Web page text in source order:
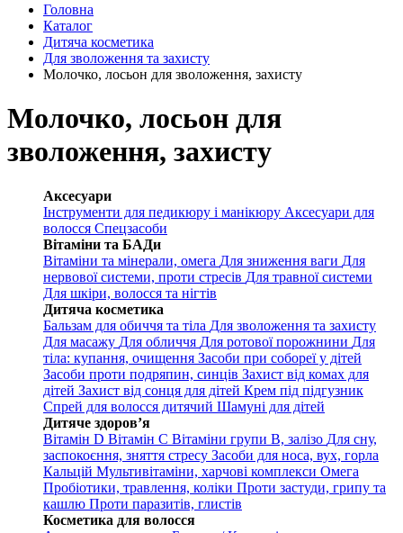
Головна
Каталог
Дитяча косметика
Для зволоження та захисту
Молочко, лосьон для зволоження, захисту
Молочко, лосьон для
зволоження, захисту
Аксесуари
Інструменти для педикюру і манікюру Аксесуари для
волосся Спецзасоби
Вітаміни та БАДи
Вітаміни та мінерали, омега Для зниження ваги Для
нервової системи, проти стресів Для травної системи
Для шкіри, волосся та нігтів
Дитяча косметика
Бальзам для обиччя та тіла Для зволоження та захисту
Для масажу Для обличчя Для ротової порожнини Для
тіла: купання, очищення Засоби при собореї у дітей
Засоби проти подряпин, синців Захист від комах для
дітей Захист від сонця для дітей Крем під підгузник
Спрей для волосся дитячий Шамуні для дітей
Дитяче здоров’я
Вітамін D Вітамін С Вітаміни групи В, залізо Для сну,
заспокоєння, зняття стресу Засоби для носа, вух, горла
Кальцій Мультивітаміни, харчові комплекси Омега
Пробіотики, травлення, коліки Проти застуди, грипу та
кашлю Проти паразитів, глистів
Косметика для волосся